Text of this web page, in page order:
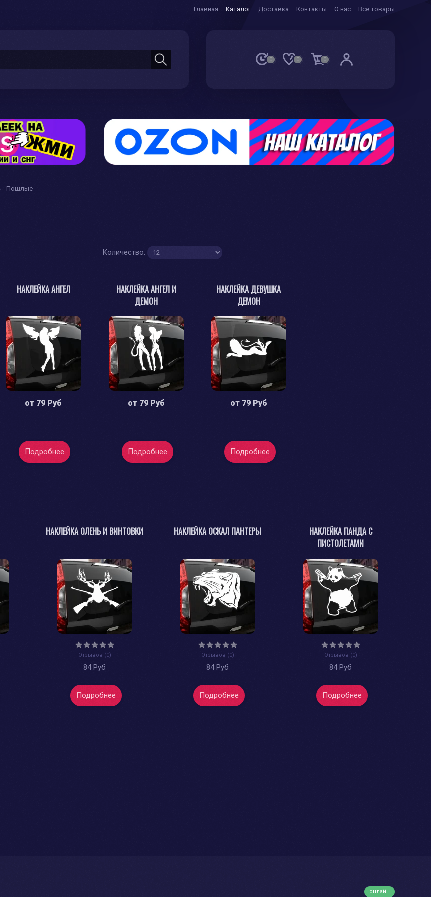
Главная Каталог Доставка Контакты О нас Все товары
0 0 0
Пошлые
Количество:
НАКЛЕЙКА АНГЕЛ
от 79 Руб
Подробнее
НАКЛЕЙКА АНГЕЛ И
ДЕМОН
от 79 Руб
Подробнее
НАКЛЕЙКА ДЕВУШКА
ДЕМОН
от 79 Руб
Подробнее
НАКЛЕЙКА ОЛЕНЬ И ВИНТОВКИ
Отзывов (0)
84 Руб
Подробнее
НАКЛЕЙКА ОСКАЛ ПАНТЕРЫ
Отзывов (0)
84 Руб
Подробнее
НАКЛЕЙКА ПАНДА С
ПИСТОЛЕТАМИ
Отзывов (0)
84 Руб
Подробнее
онлайн